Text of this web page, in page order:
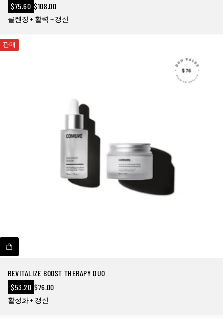
판
매
가
$75.60 정
상
$108.00
클렌징 + 활력 + 갱신
판매
REVITALIZE BOOST THERAPY DUO
판
매
가
$53.20 정
상
$76.00
활성화 + 갱신